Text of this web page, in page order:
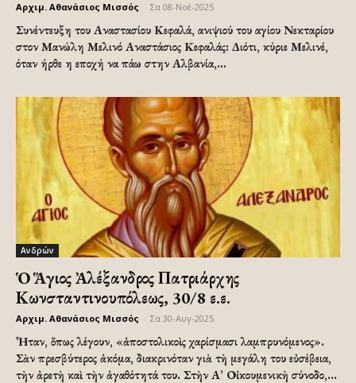
Αρχιμ. Αθανάσιος Μισσός Σα 08-Νοέ-2025
Συνέντευξη του Αναστασίου Κεφαλά, ανιψιού του αγίου Νεκταρίου
στον Μανώλη Μελινό Αναστάσιος Κεφαλάς: Διότι, κύριε Μελινέ,
όταν ήρθε η εποχή να πάω στην Αλβανία,...
Ανδρών
Ὁ Ἅγιος Ἀλέξανδρος Πατριάρχης
Κωνσταντινουπόλεως, 30/8 ε.ε.
Αρχιμ. Αθανάσιος Μισσός Σα 30-Αυγ-2025
Ἦταν, ὅπως λέγουν, «ἀποστολικοὶς χαρίσμασι λαμπρυνόμενος».
Σὰν πρεσβύτερος ἀκόμα, διακρινόταν γιὰ τὴ μεγάλη του εὐσέβεια,
τὴν ἀρετὴ καὶ τὴν ἀγαθότητά του. Στὴν Α’ Οἰκουμενικὴ σύνοδο,...